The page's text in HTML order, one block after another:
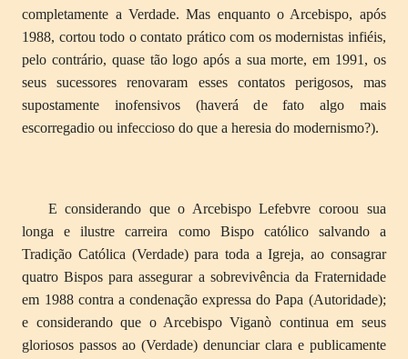
completamente a Verdade. Mas enquanto o Arcebispo, após
1988, cortou todo o contato prático com os modernistas infiéis,
pelo contrário, quase tão logo após a sua morte, em 1991, os
seus sucessores renovaram esses contatos perigosos, mas
supostamente inofensivos (haverá de fato algo mais
escorregadio ou infeccioso do que a heresia do modernismo?).
E considerando que o Arcebispo Lefebvre coroou sua
longa e ilustre carreira como Bispo católico salvando a
Tradição Católica (Verdade) para toda a Igreja, ao consagrar
quatro Bispos para assegurar a sobrevivência da Fraternidade
em 1988 contra a condenação expressa do Papa (Autoridade);
e considerando que o Arcebispo Viganò continua em seus
gloriosos passos ao (Verdade) denunciar clara e publicamente